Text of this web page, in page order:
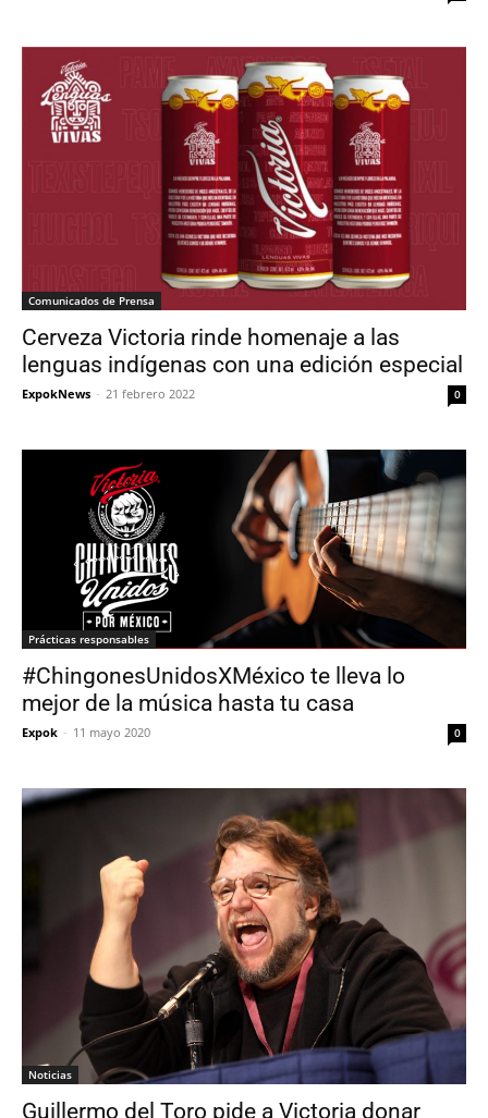
Comunicados de Prensa
Cerveza Victoria rinde homenaje a las
lenguas indígenas con una edición especial
ExpokNews - 21 febrero 2022 0
Prácticas responsables
#ChingonesUnidosXMéxico te lleva lo
mejor de la música hasta tu casa
Expok - 11 mayo 2020 0
Noticias
Guillermo del Toro pide a Victoria donar